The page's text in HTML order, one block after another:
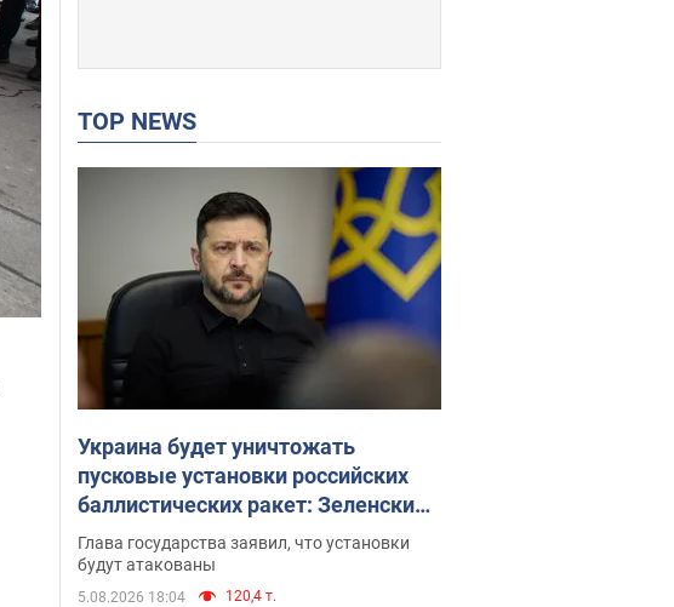
TOP NEWS
Украина будет уничтожать
пусковые установки российских
баллистических ракет: Зеленский
провел заседание СНБО
Глава государства заявил, что установки
будут атакованы
5.08.2026 18:04 120,4 т.